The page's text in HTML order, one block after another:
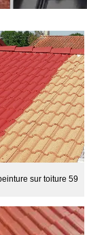
sur toiture 59